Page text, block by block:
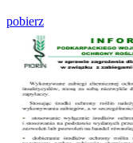
pobierz